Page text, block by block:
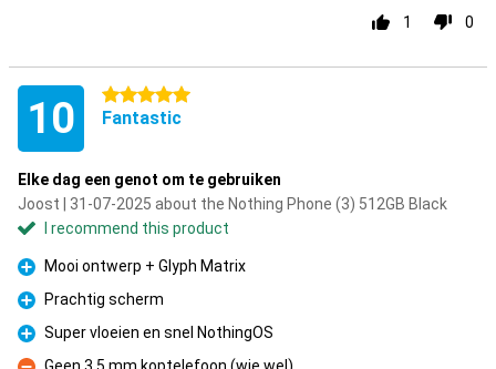
1 0
10 5 stars
Fantastic
Elke dag een genot om te gebruiken
Joost | 31-07-2025 about the Nothing Phone (3) 512GB Black
I recommend this product
Pro
Mooi ontwerp + Glyph Matrix
Pro
Prachtig scherm
Pro
Super vloeien en snel NothingOS